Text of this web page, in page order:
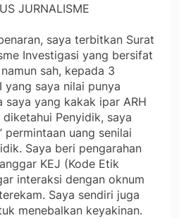
JURNALISME
saya terbitkan Surat
Investigasi yang bersifat
sah, kepada 3
yang saya nilai punya
saya yang kakak ipar ARH
Penyidik, saya
permintaan uang senilai
Saya beri pengarahan
KEJ (Kode Etik
interaksi dengan oknum
Saya sendiri juga
menebalkan keyakinan.